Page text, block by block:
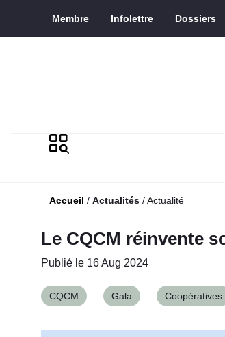
Skip to Main Content
Membre Infolettre Dossiers
Accueil / Actualités /Actualité
Le CQCM réinvente
Publié le 16 Aug 2024
CQCM Gala Coopératives